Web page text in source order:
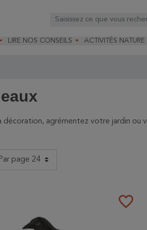
LIRE NOS CONSEILS  ACTIVITÉS NATURE
agrémentez votre jardin ou
favorite_border